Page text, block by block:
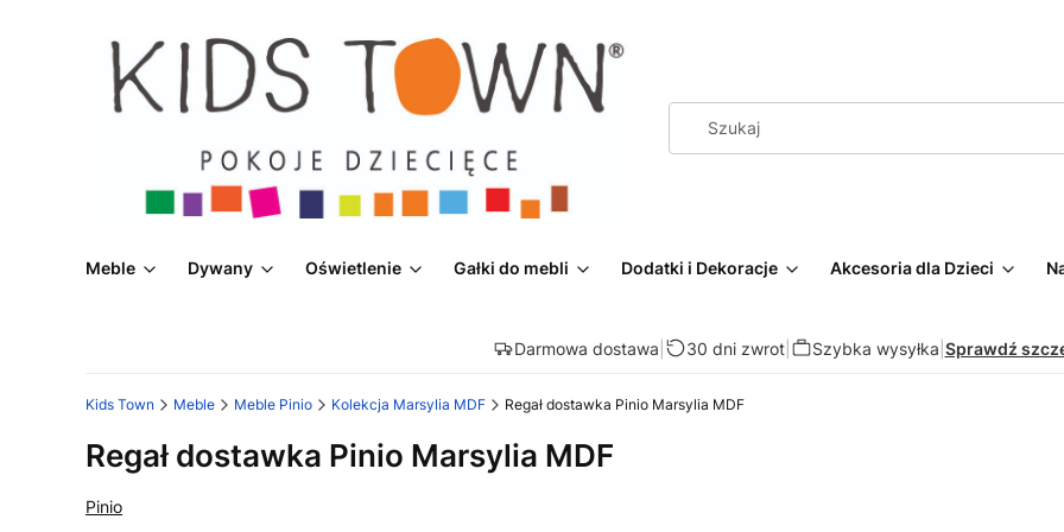
Meble Dywany Oświetlenie Gałki do mebli Dodatki i Dekoracje Akcesoria dla Dzieci
Darmowa dostawa 30 dni zwrot| Szybka wysyłka Sprawdź
Kids Town Meble Meble Pinio Kolekcja Marsylia MDF Regał dostawka Pinio Marsylia MDF
Regał dostawka Pinio Marsylia MDF
Pinio